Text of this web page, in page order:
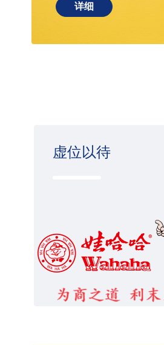
详细
虚位以待